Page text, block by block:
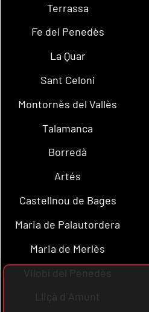
Terrassa
Fe del Penedès
La Quar
Sant Celoni
Montornès del Vallès
Talamanca
Borredà
Artés
Castellnou de Bages
Maria de Palautordera
Maria de Merlès
Vilobí del Penedès
Lliçà d´Amunt